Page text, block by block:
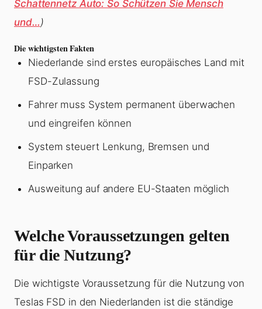
Schattennetz Auto: So Schützen Sie Mensch
und…)
Die wichtigsten Fakten
Niederlande sind erstes europäisches Land mit
FSD-Zulassung
Fahrer muss System permanent überwachen
und eingreifen können
System steuert Lenkung, Bremsen und
Einparken
Ausweitung auf andere EU-Staaten möglich
Welche Voraussetzungen gelten
für die Nutzung?
Die wichtigste Voraussetzung für die Nutzung von
Teslas FSD in den Niederlanden ist die ständige